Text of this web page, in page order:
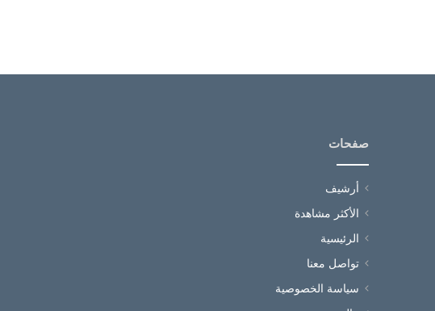
صفحات
أرشيف
الأكثر مشاهدة
الرئيسية
تواصل معنا
سياسة الخصوصية